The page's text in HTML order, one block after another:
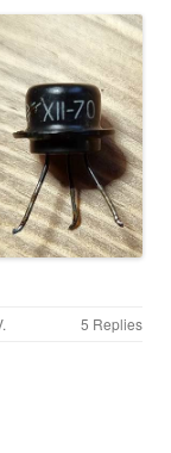
. 5 Replies